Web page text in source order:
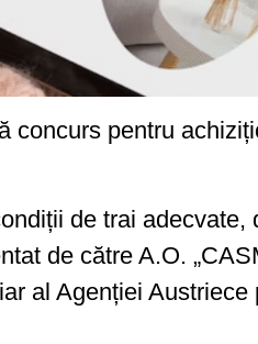
concurs pentru
de trai
de către A.O.
al Agenției